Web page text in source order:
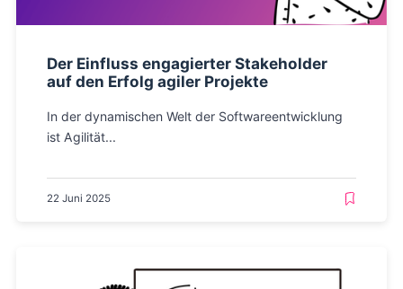
Der Einfluss engagierter Stakeholder
auf den Erfolg agiler Projekte
In der dynamischen Welt der Softwareentwicklung
ist Agilität...
22 Juni 2025